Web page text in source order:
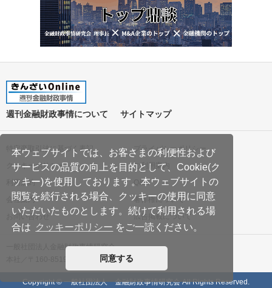
本ウェブサイトでは、お客さまの利便性および
サービスの品質の向上を目的として、Cookie(ク
ッキー)を使用しております。本ウェブサイトの
閲覧を続行される場合、クッキーの使用に同意
いただいたものとします。続けて利用される場
合は クッキーポリシー をご一読ください。
同意する
週刊金融財政事情について サイトマップ
特定商取引法に基づく表記
プライバシーポリシー
クッキーポリシー
ご利用案内
利用規約
Q&A
会社案内
著作権について
お問い合わせ
広告掲載について
一般社団法人金融財政事情研究会
本社／〒160-8519 東京都新宿区南元町19
Copyright © 一般社団法人 金融財政事情研究会 All Rights Reserved.